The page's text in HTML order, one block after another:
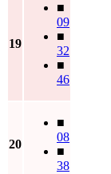
19
■
09
■
32
■
46
20
■
08
■
38